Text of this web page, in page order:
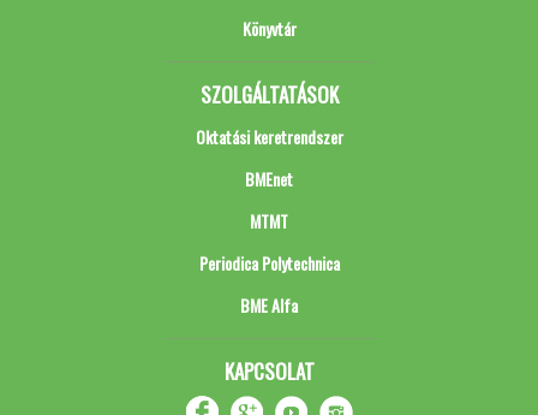
Könyvtár
SZOLGÁLTATÁSOK
Oktatási keretrendszer
BMEnet
MTMT
Periodica Polytechnica
BME Alfa
KAPCSOLAT